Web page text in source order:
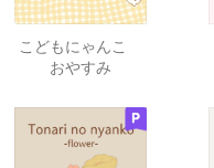
こどもにゃんこ
おやすみ